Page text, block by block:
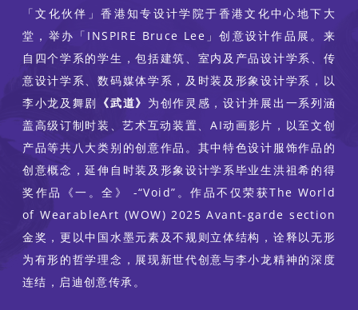
「文化伙伴」香港知专设计学院于香港文化中心地下大
堂，举办「INSPIRE Bruce Lee」创意设计作品展。来
自四个学系的学生，包括建筑、室内及产品设计学系、传
意设计学系、数码媒体学系，及时装及形象设计学系，以
李小龙及舞剧 《武道》 为创作灵感，设计并展出一系列涵
盖高级订制时装、艺术互动装置、AI动画影片，以至文创
产品等共八大类别的创意作品。其中特色设计服饰作品的
创意概念，延伸自时装及形象设计学系毕业生洪祖希的得
奖作品《一。全》 -“Void”。作品不仅荣获The World
of WearableArt (WOW) 2025 Avant-garde section
金奖，更以中国水墨元素及不规则立体结构，诠释以无形
为有形的哲学理念，展现新世代创意与李小龙精神的深度
连结，启迪创意传承。